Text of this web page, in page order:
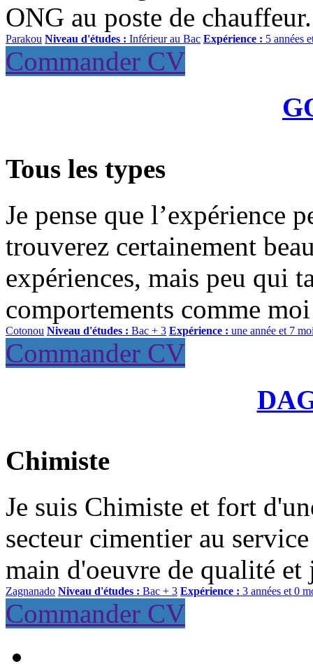
ONG au poste de chauffeur.
Parakou Niveau d'études : Inférieur au Bac Expérience : 5 années
Commander CV
Tous les types
Je pense que l’expérience
trouverez certainement
expériences, mais peu qui
comportements comme
Cotonou Niveau d'études : Bac + 3 Expérience : une année et 7
Commander CV
Chimiste
Je suis Chimiste et fort
secteur cimentier au
main d'oeuvre de qualité
Zagnanado Niveau d'études : Bac + 3 Expérience : 3 années et 0
Commander CV